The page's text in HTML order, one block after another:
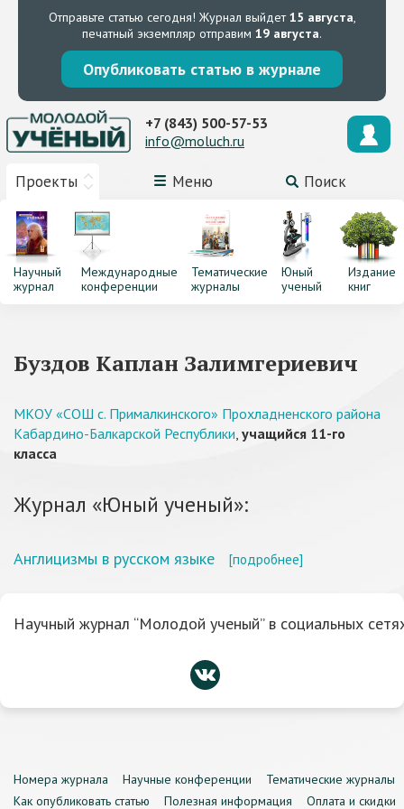
Отправьте статью сегодня! Журнал выйдет15 августа,
печатный экземпляр отправим 19 августа.
Опубликовать статью в журнале
Проекты Меню Поиск
+7 (843) 500-57-53
info@moluch.ru
Научный
журнал
Международные
конференции
Тематические
журналы
Юный
ученый
Издание
книг
Буздов Каплан Залимгериевич
МКОУ «СОШ с. Прималкинского» Прохладненского района
Кабардино-Балкарской Республики, учащийся 11-го
класса
Журнал «Юный ученый»:
Англицизмы в русском языке [подробнее]
Научный журнал “Молодой ученый” в социальных
Номера журнала Научные конференции
Тематические журналы
Как опубликовать статью
Полезная информация Оплата и скидки